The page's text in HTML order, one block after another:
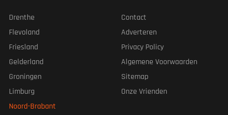
Drenthe
Flevoland
Friesland
Gelderland
Groningen
Limburg
Noord-Brabant
Contact
Adverteren
Privacy Policy
Algemene Voorwaarden
Sitemap
Onze Vrienden